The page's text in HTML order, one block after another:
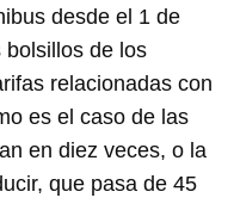
desde el 1 de
bolsillos de los
relacionadas con
es el caso de las
en diez veces, o la
que pasa de 45